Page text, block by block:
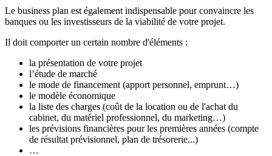
Le business plan est également indispensable pour convaincre les
banques ou les investisseurs de la viabilité de votre projet.
Il doit comporter un certain nombre d'éléments :
la présentation de votre projet
l’étude de marché
le mode de financement (apport personnel, emprunt…)
le modèle économique
la liste des charges (coût de la location ou de l'achat du
cabinet, du matériel professionnel, du marketing…)
les prévisions financières pour les premières années (compte
de résultat prévisionnel, plan de trésorerie...)
…